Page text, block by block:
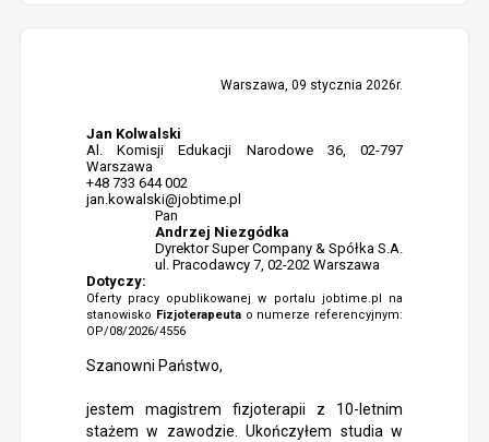
Warszawa, 09 stycznia 2026r.
Jan Kolwalski
Al. Komisji Edukacji Narodowe 36, 02-797
Warszawa
+48 733 644 002
jan.kowalski@jobtime.pl
Pan
Andrzej Niezgódka
Dyrektor Super Company & Spółka S.A.
ul. Pracodawcy 7, 02-202 Warszawa
Dotyczy:
Oferty pracy opublikowanej w portalu jobtime.pl na
stanowisko Fizjoterapeutao numerze referencyjnym:
OP/08/2026/4556
Szanowni Państwo,
jestem magistrem fizjoterapii z 10-letnim
stażem w zawodzie. Ukończyłem studia w